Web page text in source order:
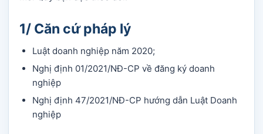
1/ Căn cứ pháp lý
Luật doanh nghiệp năm 2020;
Nghị định 01/2021/NĐ-CP về đăng ký doanh
nghiệp
Nghị định 47/2021/NĐ-CP hướng dẫn Luật Doanh
nghiệp